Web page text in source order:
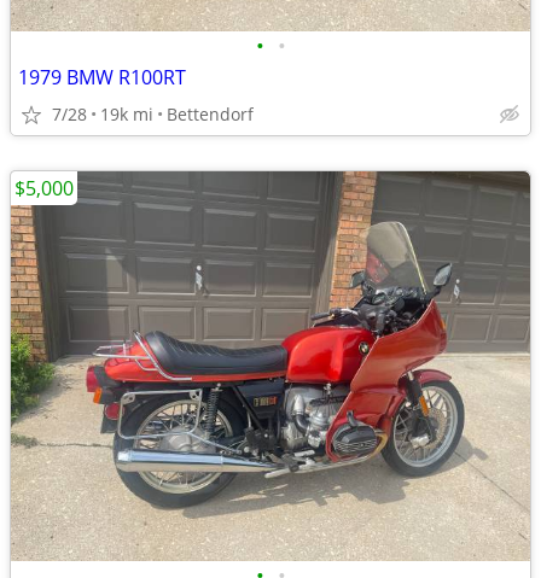
• •
1979 BMW R100RT
7/28 19k mi Bettendorf
$5,000